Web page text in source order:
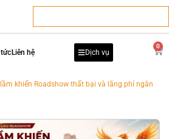
Liên hệ Dịch vụ
0
khiến Roadshow thất bại và lãng phí ngân